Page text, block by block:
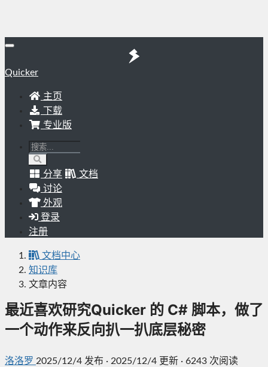
Quicker
主页
下载
专业版
分享
文档
讨论
外观
登录
注册
文档中心
知识库
文章内容
最近喜欢研究Quicker 的 C# 脚本，做了
一个动作来反向扒一扒底层秘密
洛洛罗 2025/12/4 发布 · 2025/12/4 更新 · 6243 次阅读